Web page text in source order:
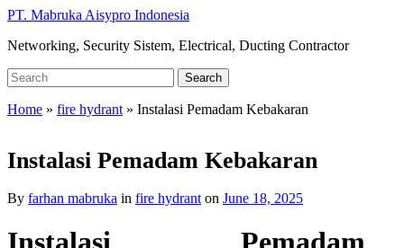
Skip
main
PT. Mabruka Aisypro Indonesia
Networking, Security Sistem, Electrical, Ducting Contractor
Search
for:
Search
Home » fire hydrant » Instalasi Pemadam Kebakaran
Instalasi Pemadam Kebakaran
By farhan mabruka in fire hydrant on June 18, 2025